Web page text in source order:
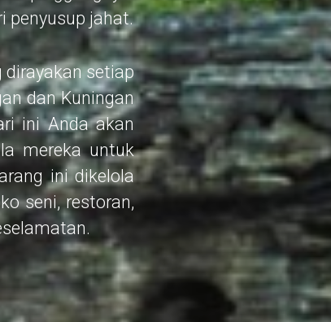
penyusup jahat.
dirayakan setiap
dan Kuningan
ini Anda akan
mereka untuk
ini dikelola
seni, restoran,